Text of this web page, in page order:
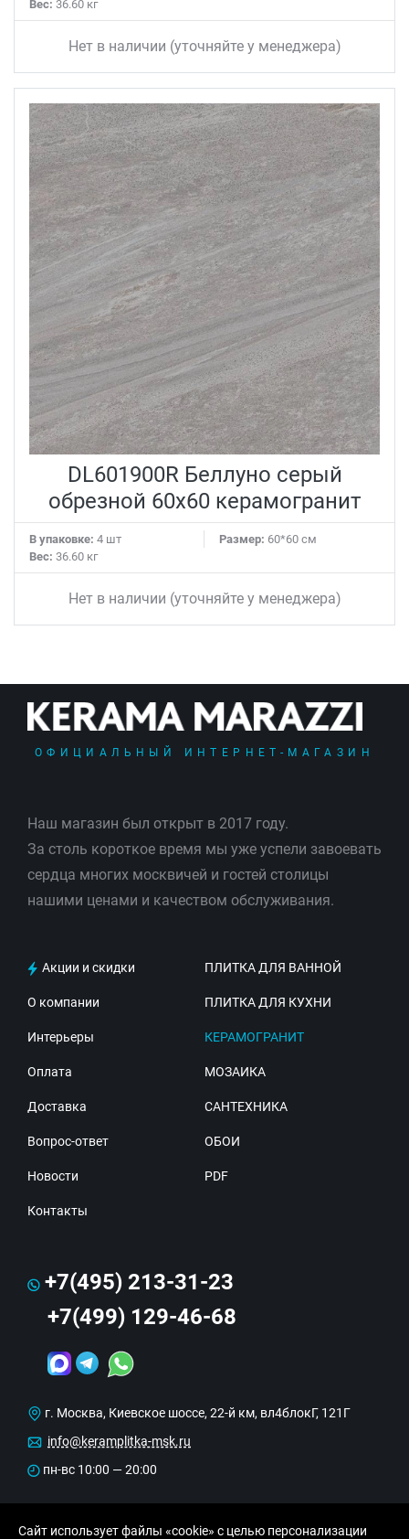
Вес: 36.60 кг
Нет в наличии (уточняйте у менеджера)
DL601900R Беллуно серый
обрезной 60x60 керамогранит
В упаковке: 4 шт Размер: 60*60 см
Вес: 36.60 кг
Нет в наличии (уточняйте у менеджера)
ОФИЦИАЛЬНЫЙ ИНТЕРНЕТ-МАГАЗИН
Наш магазин был открыт в 2017 году.
За столь короткое время мы уже успели завоевать
сердца многих москвичей и гостей столицы
нашими ценами и качеством обслуживания.
Акции и скидки
О компании
Интерьеры
Оплата
Доставка
Вопрос-ответ
Новости
Контакты
ПЛИТКА ДЛЯ ВАННОЙ
ПЛИТКА ДЛЯ КУХНИ
КЕРАМОГРАНИТ
МОЗАИКА
САНТЕХНИКА
ОБОИ
PDF
+7(495) 213-31-23
+7(499) 129-46-68
г. Москва, Киевское шоссе, 22-й км, вл4блокГ, 121Г
info@keramplitka-msk.ru
пн-вс 10:00 — 20:00
Сайт использует файлы «cookie» с целью персонализации